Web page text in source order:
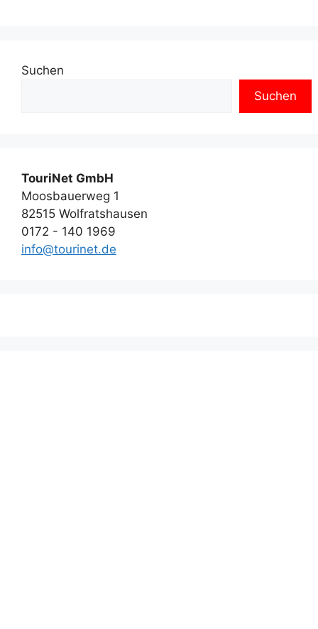
Suchen
Suchen
TouriNet GmbH
Moosbauerweg 1
82515 Wolfratshausen
0172 - 140 1969
info@tourinet.de